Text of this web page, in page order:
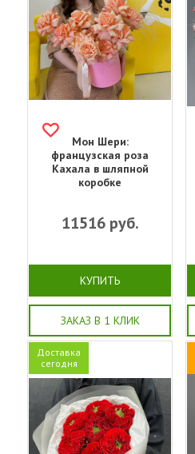
Мон Шери:
французская роза
Кахала в шляпной
коробке
11516руб.
КУПИТЬ
ЗАКАЗ В 1 КЛИК
Доставка
сегодня